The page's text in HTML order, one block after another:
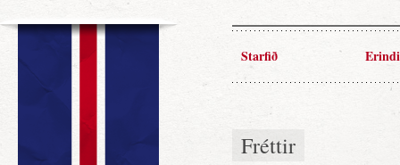
Starfið Erindi
Fréttir